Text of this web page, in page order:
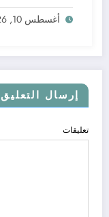
أغسطس 10, 2026
إرسال التعليق
تعليقات